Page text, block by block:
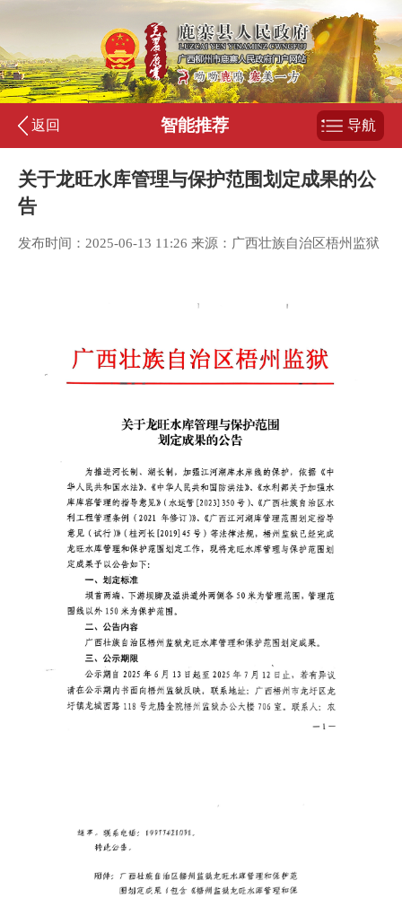
返回 智能推荐 导航
关于龙旺水库管理与保护范围划定成果的公
告
发布时间：2025-06-13 11:26 来源：广西壮族自治区梧州监狱